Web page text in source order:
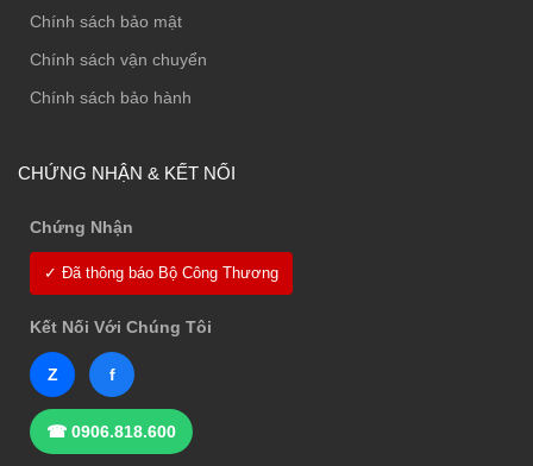
Chính sách bảo mật
Chính sách vận chuyển
Chính sách bảo hành
CHỨNG NHẬN & KẾT NỐI
Chứng Nhận
✓ Đã thông báo Bộ Công Thương
Kết Nối Với Chúng Tôi
Z f
☎ 0906.818.600